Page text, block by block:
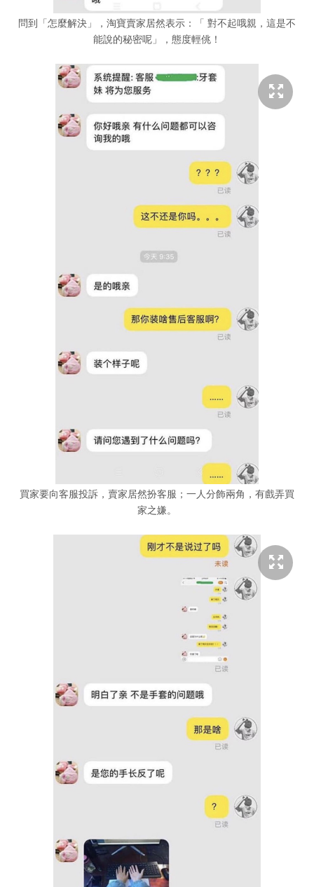
問到「怎麼解決」，淘寶賣家居然表示：「 對不起哦親，這是不
能說的秘密呢」，態度輕佻！
買家要向客服投訴，賣家居然扮客服；一人分飾兩角，有戲弄買
家之嫌。